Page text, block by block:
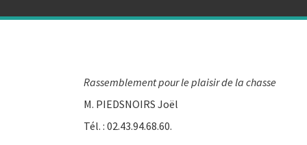
Rassemblement pour le plaisir de la chasse
M. PIEDSNOIRS Joël
Tél. : 02.43.94.68.60.